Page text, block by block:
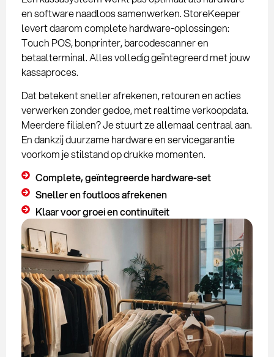
en software naadloos samenwerken. StoreKeeper
levert daarom complete hardware-oplossingen:
Touch POS, bonprinter, barcodescanner en
betaalterminal. Alles volledig geïntegreerd met jouw
kassaproces.
Dat betekent sneller afrekenen, retouren en acties
verwerken zonder gedoe, met realtime verkoopdata.
Meerdere filialen? Je stuurt ze allemaal centraal aan.
En dankzij duurzame hardware en servicegarantie
voorkom je stilstand op drukke momenten.
Complete, geïntegreerde hardware-set
Sneller en foutloos afrekenen
Klaar voor groei en continuïteit